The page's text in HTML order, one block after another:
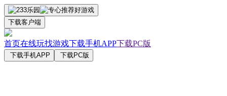
下载客户端
首页在线玩找游戏下载手机APP下载PC版
下载手机APP 下载PC版